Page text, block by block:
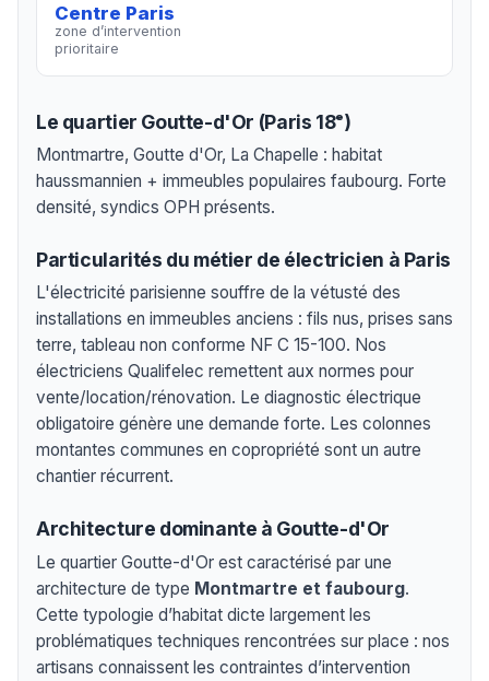
Centre Paris
zone d’intervention
prioritaire
Le quartier Goutte-d'Or (Paris 18ᵉ)
Montmartre, Goutte d'Or, La Chapelle : habitat
haussmannien + immeubles populaires faubourg. Forte
densité, syndics OPH présents.
Particularités du métier de électricien à Paris
L'électricité parisienne souffre de la vétusté des
installations en immeubles anciens : fils nus, prises sans
terre, tableau non conforme NF C 15-100. Nos
électriciens Qualifelec remettent aux normes pour
vente/location/rénovation. Le diagnostic électrique
obligatoire génère une demande forte. Les colonnes
montantes communes en copropriété sont un autre
chantier récurrent.
Architecture dominante à Goutte-d'Or
Le quartier Goutte-d'Or est caractérisé par une
architecture de type Montmartre et faubourg.
Cette typologie d’habitat dicte largement les
problématiques techniques rencontrées sur place : nos
artisans connaissent les contraintes d’intervention